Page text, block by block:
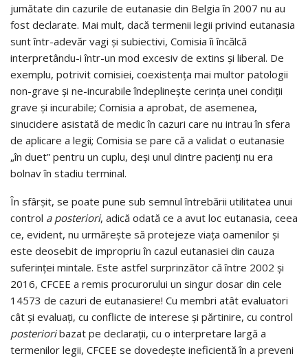
jumătate din cazurile de eutanasie din Belgia în 2007 nu au
fost declarate. Mai mult, dacă termenii legii privind eutanasia
sunt într-adevăr vagi și subiectivi, Comisia îi încălcă
interpretându-i într-un mod excesiv de extins și liberal. De
exemplu, potrivit comisiei, coexistența mai multor patologii
non-grave și ne-incurabile îndeplinește cerința unei condiții
grave și incurabile; Comisia a aprobat, de asemenea,
sinucidere asistată de medic în cazuri care nu intrau în sfera
de aplicare a legii; Comisia se pare că a validat o eutanasie
„în duet” pentru un cuplu, deși unul dintre pacienți nu era
bolnav în stadiu terminal.
În sfârșit, se poate pune sub semnul întrebării utilitatea unui
control a posteriori, adică odată ce a avut loc eutanasia, ceea
ce, evident, nu urmărește să protejeze viața oamenilor și
este deosebit de impropriu în cazul eutanasiei din cauza
suferinței mintale. Este astfel surprinzător că între 2002 și
2016, CFCEE a remis procurorului un singur dosar din cele
14573 de cazuri de eutanasiere! Cu membri atât evaluatori
cât și evaluați, cu conflicte de interese și părtinire, cu control
posterioribazat pe declarații, cu o interpretare largă a
termenilor legii, CFCEE se dovedește ineficientă în a preveni